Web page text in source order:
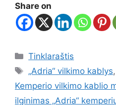
Share on
Tinklaraštis
„Adria“ vilkimo kablys,
Kemperio vilkimo kablio
ilginimas „Adria“